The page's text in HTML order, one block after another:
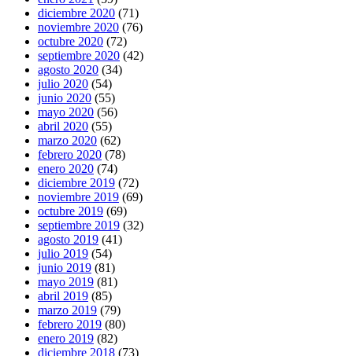
diciembre 2020 (71)
noviembre 2020 (76)
octubre 2020 (72)
septiembre 2020 (42)
agosto 2020 (34)
julio 2020 (54)
junio 2020 (55)
mayo 2020 (56)
abril 2020 (55)
marzo 2020 (62)
febrero 2020 (78)
enero 2020 (74)
diciembre 2019 (72)
noviembre 2019 (69)
octubre 2019 (69)
septiembre 2019 (32)
agosto 2019 (41)
julio 2019 (54)
junio 2019 (81)
mayo 2019 (81)
abril 2019 (85)
marzo 2019 (79)
febrero 2019 (80)
enero 2019 (82)
diciembre 2018 (73)